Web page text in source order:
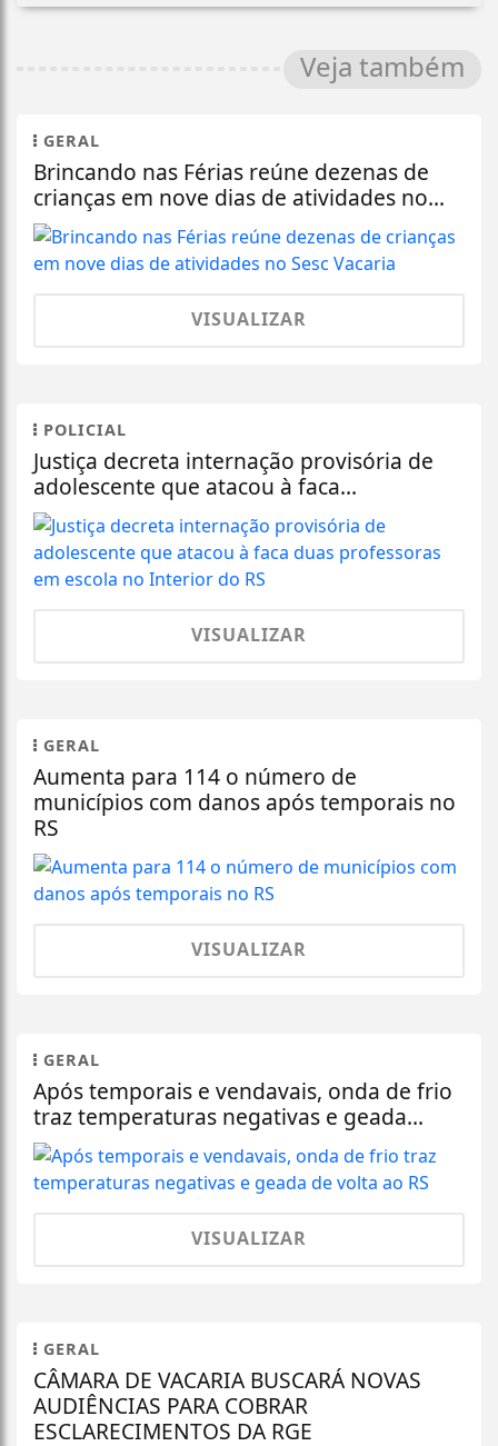
Veja também
GERAL
Brincando nas Férias reúne dezenas de
crianças em nove dias de atividades no...
VISUALIZAR
POLICIAL
Justiça decreta internação provisória de
adolescente que atacou à faca...
VISUALIZAR
GERAL
Aumenta para 114 o número de
municípios com danos após temporais no
RS
VISUALIZAR
GERAL
Após temporais e vendavais, onda de frio
traz temperaturas negativas e geada...
VISUALIZAR
GERAL
CÂMARA DE VACARIA BUSCARÁ NOVAS
AUDIÊNCIAS PARA COBRAR
ESCLARECIMENTOS DA RGE